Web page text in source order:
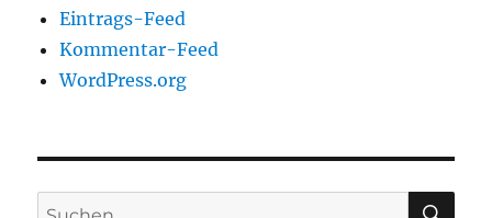
Eintrags-Feed
Kommentar-Feed
WordPress.org
Suchen